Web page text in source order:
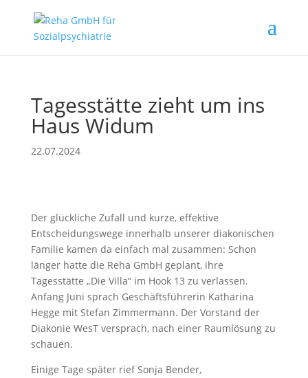
Tagesstätte zieht um ins
Haus Widum
22.07.2024
Der glückliche Zufall und kurze, effektive
Entscheidungswege innerhalb unserer diakonischen
Familie kamen da einfach mal zusammen: Schon
länger hatte die Reha GmbH geplant, ihre
Tagesstätte „Die Villa“ im Hook 13 zu verlassen.
Anfang Juni sprach Geschäftsführerin Katharina
Hegge mit Stefan Zimmermann. Der Vorstand der
Diakonie WesT versprach, nach einer Raumlösung zu
schauen.
Einige Tage später rief Sonja Bender,